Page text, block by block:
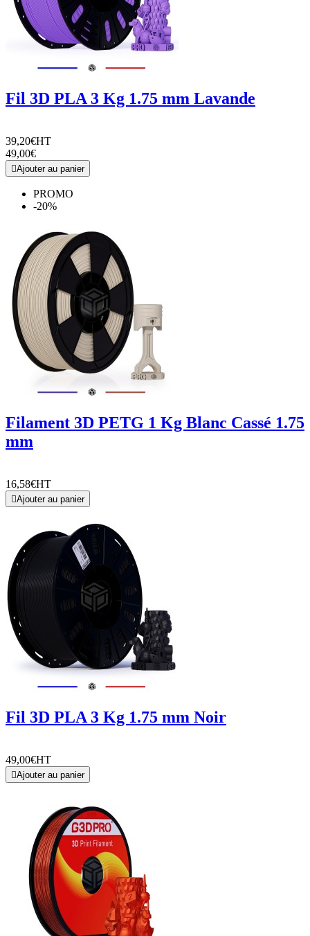
Fil 3D PLA 3 Kg 1.75 mm Lavande
39,20€HT
49,00€
Ajouter au panier
PROMO
-20%
Filament 3D PETG 1 Kg Blanc Cassé 1.75
mm
16,58€HT
Ajouter au panier
Fil 3D PLA 3 Kg 1.75 mm Noir
49,00€HT
Ajouter au panier